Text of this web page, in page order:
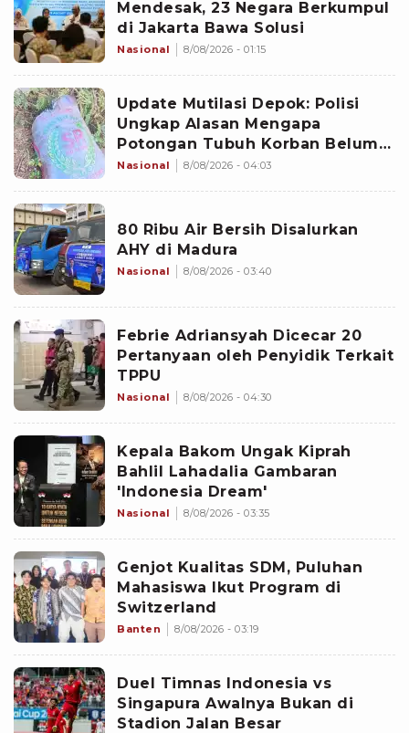
Mendesak, 23 Negara Berkumpul
di Jakarta Bawa Solusi
Nasional 8/08/2026 - 01:15
Update Mutilasi Depok: Polisi
Ungkap Alasan Mengapa
Potongan Tubuh Korban Belum
Juga Ditemukan
Nasional 8/08/2026 - 04:03
80 Ribu Air Bersih Disalurkan
AHY di Madura
Nasional 8/08/2026 - 03:40
Febrie Adriansyah Dicecar 20
Pertanyaan oleh Penyidik Terkait
TPPU
Nasional 8/08/2026 - 04:30
Kepala Bakom Ungak Kiprah
Bahlil Lahadalia Gambaran
'Indonesia Dream'
Nasional 8/08/2026 - 03:35
Genjot Kualitas SDM, Puluhan
Mahasiswa Ikut Program di
Switzerland
Banten 8/08/2026 - 03:19
Duel Timnas Indonesia vs
Singapura Awalnya Bukan di
Stadion Jalan Besar